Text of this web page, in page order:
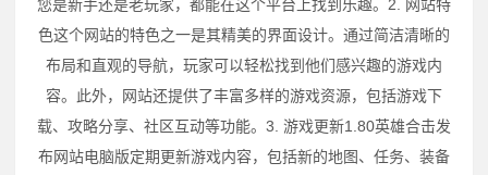
您是新手还是老玩家，都能在这个平台上找到乐趣。2. 网站特
色这个网站的特色之一是其精美的界面设计。通过简洁清晰的
布局和直观的导航，玩家可以轻松找到他们感兴趣的游戏内
容。此外，网站还提供了丰富多样的游戏资源，包括游戏下
载、攻略分享、社区互动等功能。3. 游戏更新1.80英雄合击发
布网站电脑版定期更新游戏内容，包括新的地图、任务、装备